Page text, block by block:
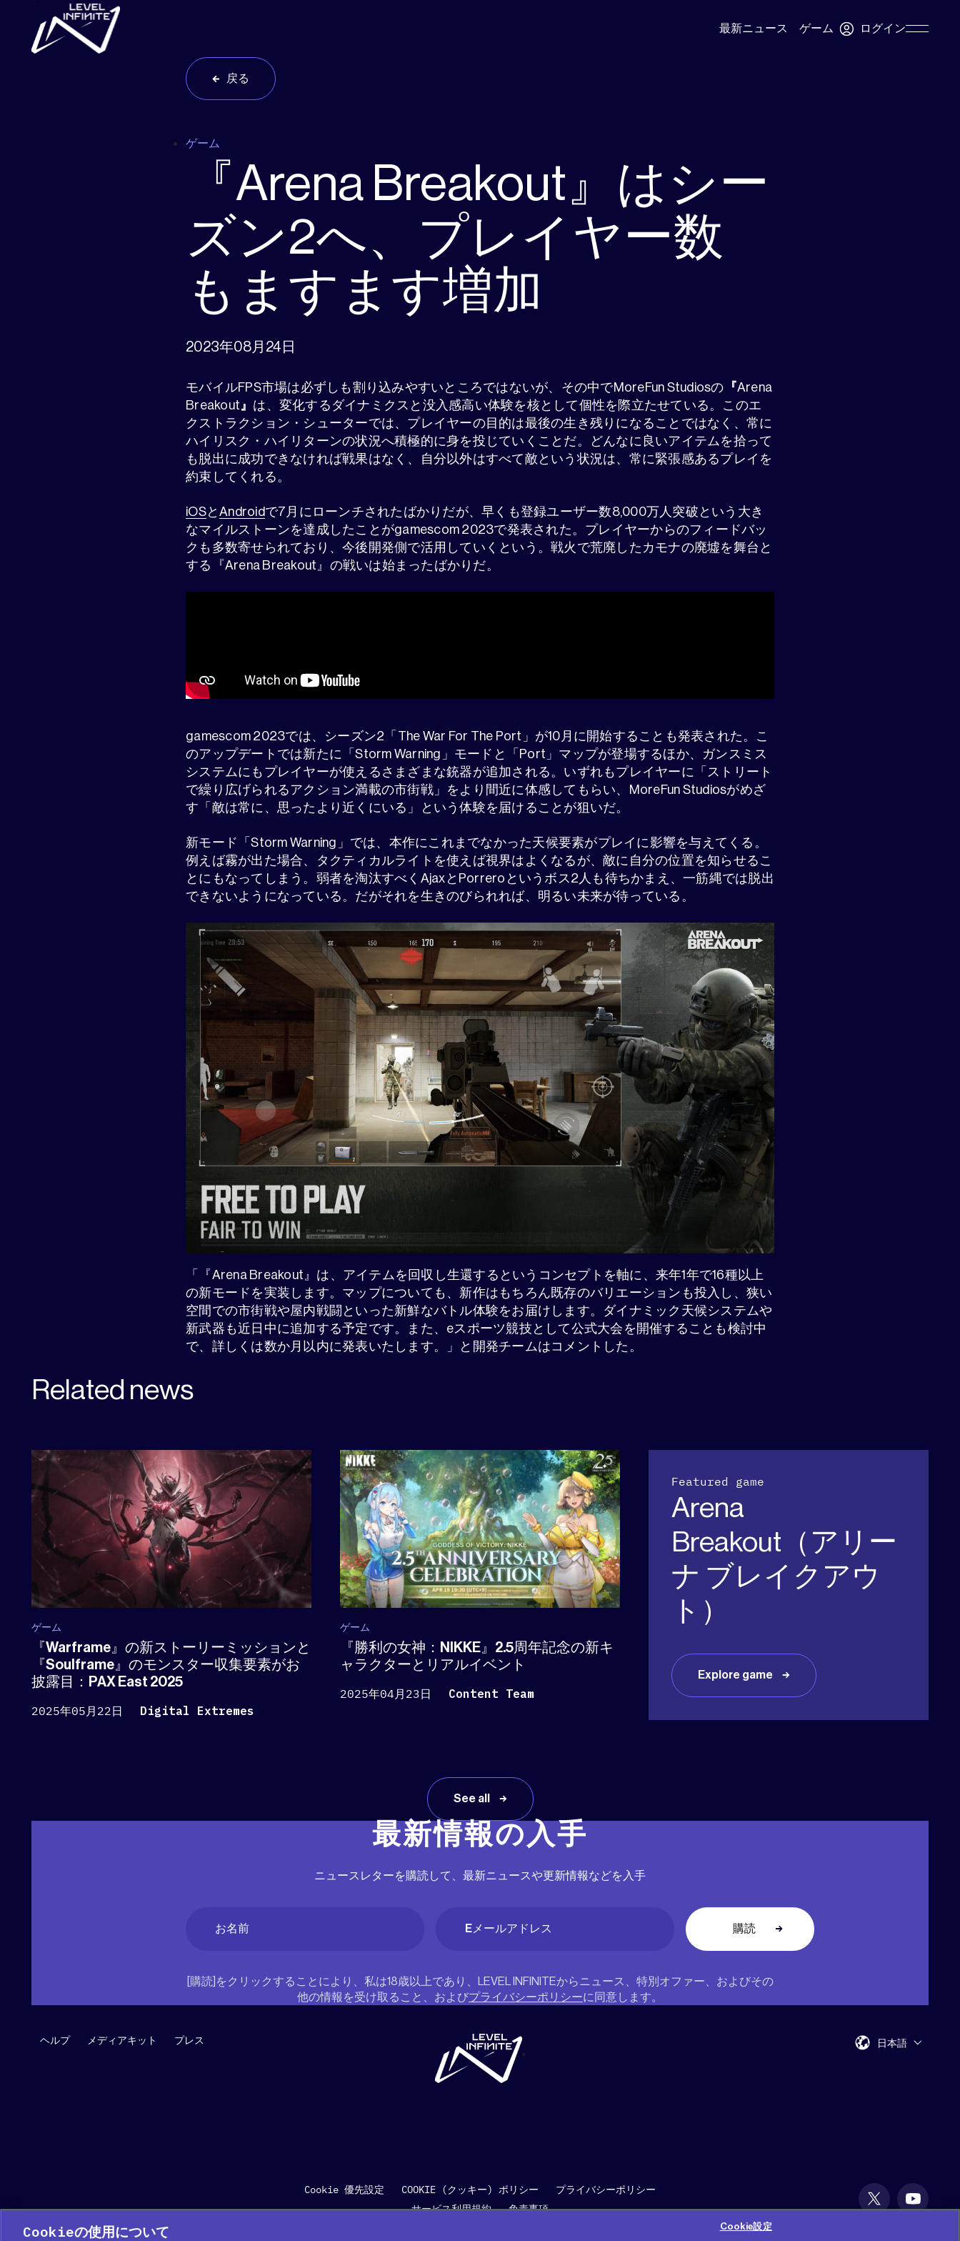
Skip to main content
最新ニュース
ゲーム ログインSkip
戻る
ゲーム
『Arena Breakout』はシー
ズン2へ、プレイヤー数
もますます増加
2023年08月24日
モバイルFPS市場は必ずしも割り込みやすいところではないが、その中でMoreFun Studiosの 『Arena
Breakout 』 は、変化するダイナミクスと没入感高い体験を核として個性を際立たせている。このエ
クストラクション・シューターでは、プレイヤーの目的は最後の生き残りになることではなく、常に
ハイリスク・ハイリターンの状況へ積極的に身を投じていくことだ。どんなに良いアイテムを拾って
も脱出に成功できなければ戦果はなく、自分以外はすべて敵という状況は、常に緊張感あるプレイを
約束してくれる。
iOSと Androidで7月にローンチされたばかりだが、早くも登録ユーザー数8,000万人突破という大き
なマイルストーンを達成したことがgamescom 2023で発表された。プレイヤーからのフィードバッ
クも多数寄せられており、今後開発側で活用していくという。戦火で荒廃したカモナの廃墟を舞台と
する『Arena Breakout』の戦いは始まったばかりだ。
gamescom 2023では、シーズン2「The War For The Port」が10月に開始することも発表された。こ
のアップデートでは新たに「Storm Warning」モードと「Port」マップが登場するほか、ガンスミス
システムにもプレイヤーが使えるさまざまな銃器が追加される。いずれもプレイヤーに「ストリート
で繰り広げられるアクション満載の市街戦」をより間近に体感してもらい、MoreFun Studiosがめざ
す「敵は常に、思ったより近くにいる」という体験を届けることが狙いだ。
新モード「Storm Warning」では、本作にこれまでなかった天候要素がプレイに影響を与えてくる。
例えば霧が出た場合、タクティカルライトを使えば視界はよくなるが、敵に自分の位置を知らせるこ
とにもなってしまう。弱者を淘汰すべくAjaxとPorreroというボス2人も待ちかまえ、一筋縄では脱出
できないようになっている。だがそれを生きのびられれば、明るい未来が待っている。
「『Arena Breakout』は、アイテムを回収し生還するというコンセプトを軸に、来年1年で16種以上
の新モードを実装します。マップについても、新作はもちろん既存のバリエーションも投入し、狭い
空間での市街戦や屋内戦闘といった新鮮なバトル体験をお届けします。ダイナミック天候システムや
新武器も近日中に追加する予定です。また、eスポーツ競技として公式大会を開催することも検討中
で、詳しくは数か月以内に発表いたします。」と開発チームはコメントした。
Related news
ゲーム
『Warframe』の新ストーリーミッションと
『Soulframe』のモンスター収集要素がお
披露目：PAX East 2025
2025年05月22日
Digital Extremes
ゲーム
『勝利の女神：NIKKE』2.5周年記念の新キ
ャラクターとリアルイベント
2025年04月23日
Content Team
Featured game
Arena
Breakout（アリー
ナ ブレイクアウ
ト）
Explore game
See all
最新情報の入手
ニュースレターを購読して、最新ニュースや更新情報などを入手
[購読]をクリックすることにより、私は18歳以上であり、LEVEL INFINITEからニュース、特別オファー、およびその
他の情報を受け取ること、およびプライバシーポリシーに同意します。
ヘルプ メディアキット プレス
"
日本語
Cookie 優先設定 COOKIE (クッキー) ポリシー
プライバシーポリシー
サービス利用規約
免責事項
Cookieの使用について Cookie設定